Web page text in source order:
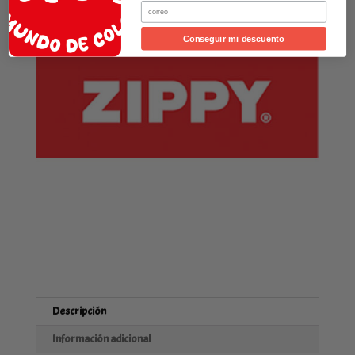
Descripción
Información adicional
Email
Conseguir mi descuento